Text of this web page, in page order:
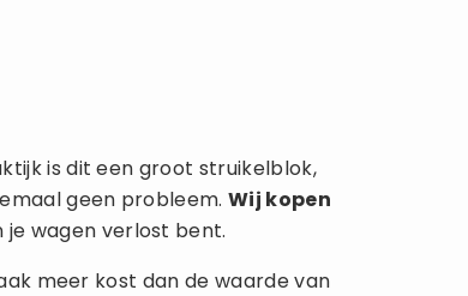
is dit een groot struikelblok,
geen probleem.Wij kopen
wagen verlost bent.
meer kost dan de waarde van